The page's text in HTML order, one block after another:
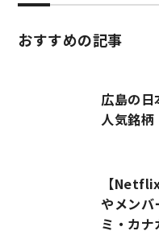
おすすめの記事
広島の日
人気銘
【
やメンバ
ミ・カ